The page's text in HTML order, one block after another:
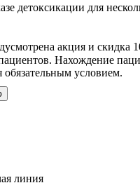
детоксикации для
акция и скидка
Нахождение
обязательным условием.
линия